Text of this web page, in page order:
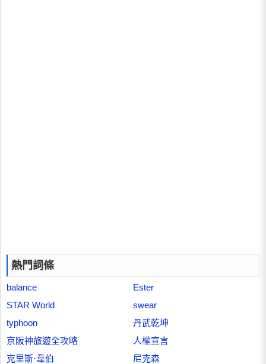
熱門詞條
balance
Ester
STAR World
swear
typhoon
丹武乾坤
京阪神旅遊全攻略
人權宣言
克里斯·韋伯
尼克森